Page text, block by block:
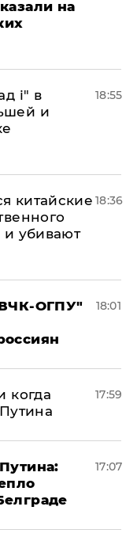
на
і" в
и
18:55
китайские
и убивают
18:36
ОГПУ"
18:01
когда
17:59
17:07